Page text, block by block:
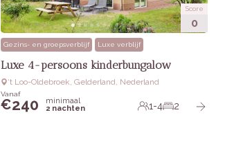
Score
0
Gezins- en groepsverblijf Luxe verblijf
Luxe 4-persoons kinderbungalow
‘t Loo-Oldebroek, Gelderland, Nederland
Vanaf
€240
minimaal
2 nachten
1-4 2